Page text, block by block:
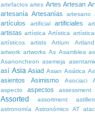
artefactos artes Artes Artesan
artesanía Artesanías artesano
artículos artificial artificiales
artistas artística Artística
artísticos artists Artium Artland
artwork artworks As Asamblea
Asanoncheon asemeja
así Asia Asiad Asian Asiática
asientos Asimismo Asociaci
aspecto
aspectos assessment
Assorted assortment
astronomía
Astronómico AT